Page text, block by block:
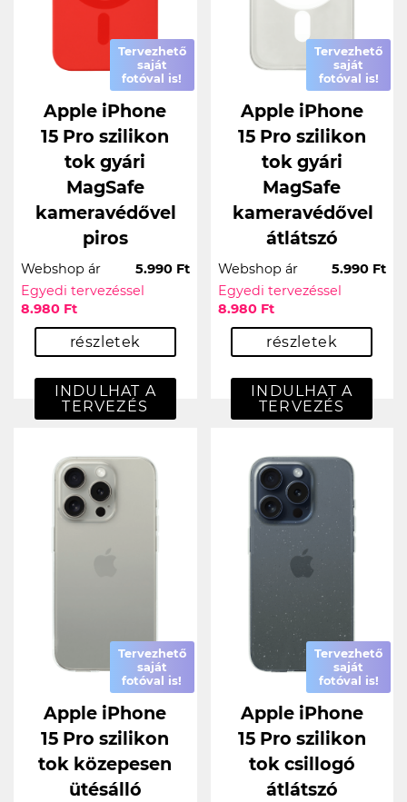
Tervezhető
saját
fotóval is!
Apple iPhone
15 Pro szilikon
tok gyári
MagSafe
kameravédővel
piros
Webshop ár
5.990 Ft
Egyedi tervezéssel
8.980 Ft
részletek
INDULHAT A
TERVEZÉS
Tervezhető
saját
fotóval is!
Apple iPhone
15 Pro szilikon
tok gyári
MagSafe
kameravédővel
átlátszó
Webshop ár
5.990 Ft
Egyedi tervezéssel
8.980 Ft
részletek
INDULHAT A
TERVEZÉS
Tervezhető
saját
fotóval is!
Apple iPhone
15 Pro szilikon
tok közepesen
ütésálló
Tervezhető
saját
fotóval is!
Apple iPhone
15 Pro szilikon
tok csillogó
átlátszó